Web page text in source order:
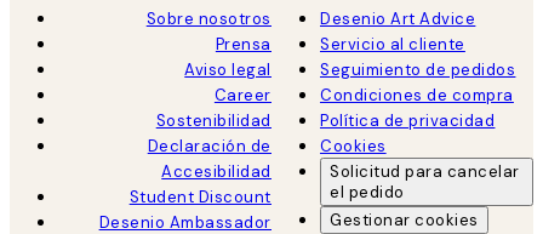
Sobre nosotros
Prensa
Aviso legal
Career
Sostenibilidad
Declaración de
Accesibilidad
Student Discount
Desenio Ambassador
Desenio Art Advice
Servicio al cliente
Seguimiento de pedidos
Condiciones de compra
Política de privacidad
Cookies
Solicitud para cancelar
el pedido
Gestionar cookies